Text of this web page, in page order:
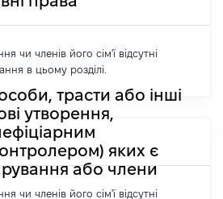
чи членів його сім'ї відсутні
в цьому розділі.
трасти або інші
утворення,
яких є
або члени
чи членів його сім'ї відсутні